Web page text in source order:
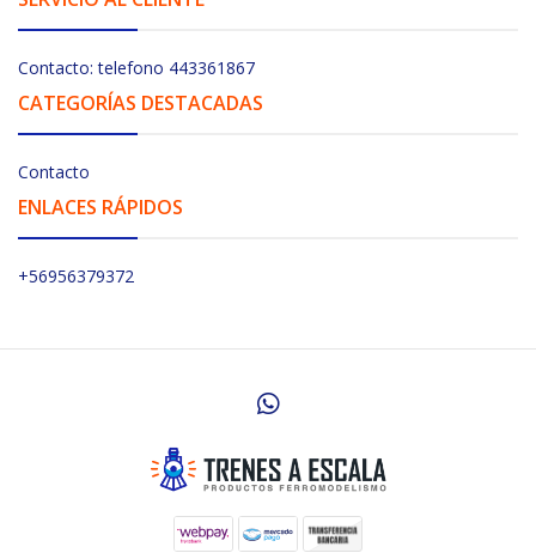
Contacto: telefono 443361867
CATEGORÍAS DESTACADAS
Contacto
ENLACES RÁPIDOS
+56956379372